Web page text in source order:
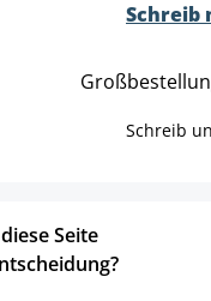
Schreib
Schreib
Seite